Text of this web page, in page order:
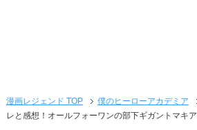
漫画レジェンド TOP 僕のヒーローアカデミア
レと感想！オールフォーワンの部下ギガントマキア